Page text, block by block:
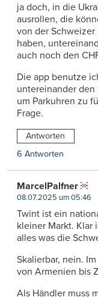
ja doch, in die
ausrollen, die
von der
haben,
auch noch den
Die app benutze
untereinander den
um Parkuhren zu
Frage.
Antworten
6 Antworten
MarcelPalfner
08.07.2025 um 05:46
Twint ist ein
kleiner Markt. Klar
alles was die
Skalierbar, nein.
von Armenien bis
Als Händler muss